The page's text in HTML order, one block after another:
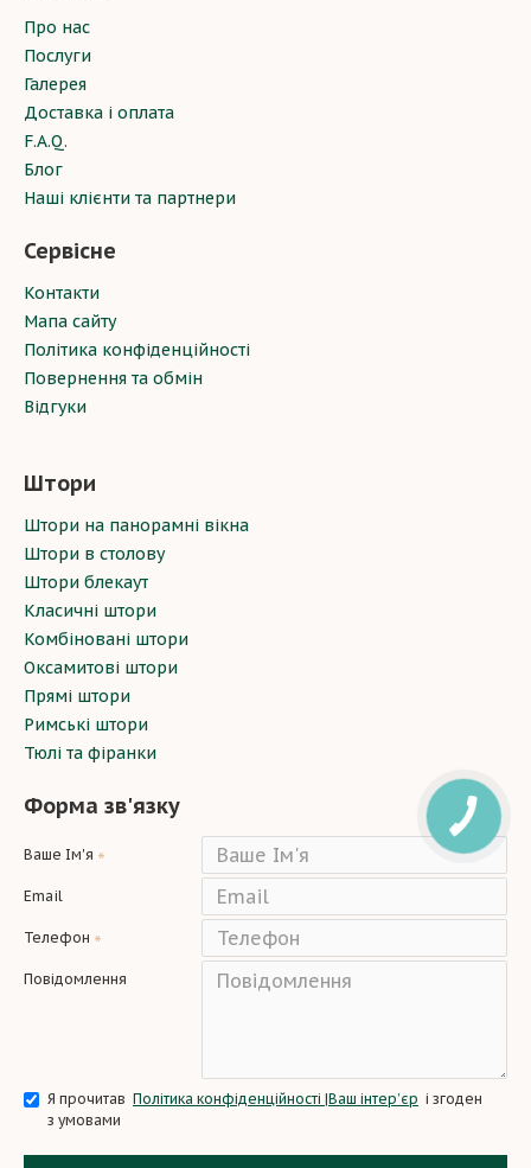
Про нас
Послуги
Галерея
Доставка і оплата
F.A.Q.
Блог
Наші клієнти та партнери
Сервісне
Контакти
Мапа сайту
Політика конфіденційності
Повернення та обмін
Відгуки
Штори
Штори на панорамні вікна
Штори в столову
Штори блекаут
Класичні штори
Комбіновані штори
Оксамитові штори
Прямі штори
Римські штори
Тюлі та фіранки
Форма зв'язку
Ваше Ім'я
Email
Телефон
Повідомлення
Я прочитав Політика конфіденційності |Ваш інтер’єр і згоден
з умовами